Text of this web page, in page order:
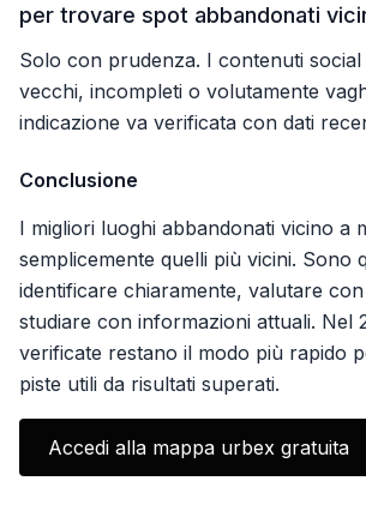
per trovare spot abbandonati
Solo con prudenza. I contenuti social
vecchi, incompleti o volutamente
indicazione va verificata con dati
Conclusione
I migliori luoghi abbandonati vicino a
semplicemente quelli più vicini. Sono
identificare chiaramente, valutare
studiare con informazioni attuali. Nel
verificate restano il modo più rapido
piste utili da risultati superati.
Accedi alla mappa urbex gratuita